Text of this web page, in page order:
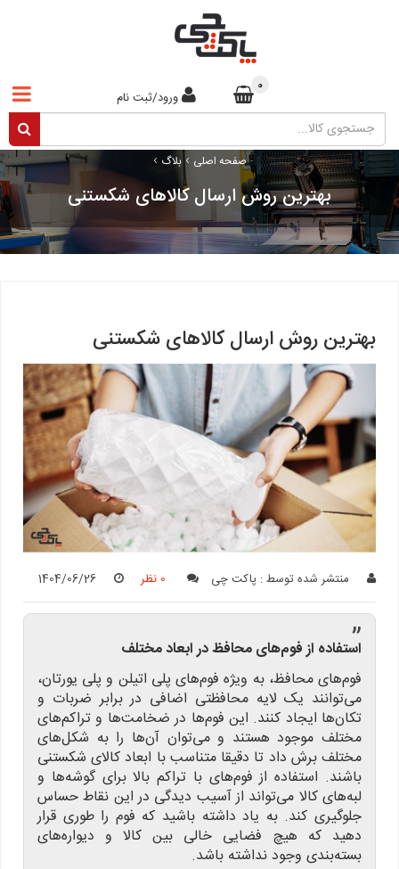
ورود/ثبت نام
0
صفحه اصلی › بلاگ ›
بهترین روش ارسال کالاهای شکستنی
بهترین روش ارسال کالاهای شکستنی
منتشر شده توسط : پاکت چی 0 نظر 1404/06/26
”
استفاده از فوم‌های محافظ در ابعاد مختلف
فوم‌های محافظ، به ویژه فوم‌های پلی اتیلن و پلی یورتان،
می‌توانند یک لایه محافظتی اضافی در برابر ضربات و
تکان‌ها ایجاد کنند. این فوم‌ها در ضخامت‌ها و تراکم‌های
مختلف موجود هستند و می‌توان آن‌ها را به شکل‌های
مختلف برش داد تا دقیقا متناسب با ابعاد کالای شکستنی
باشند. استفاده از فوم‌های با تراکم بالا برای گوشه‌ها و
لبه‌های کالا می‌تواند از آسیب دیدگی در این نقاط حساس
جلوگیری کند. به یاد داشته باشید که فوم را طوری قرار
دهید که هیچ فضایی خالی بین کالا و دیواره‌های
بسته‌بندی وجود نداشته باشد.